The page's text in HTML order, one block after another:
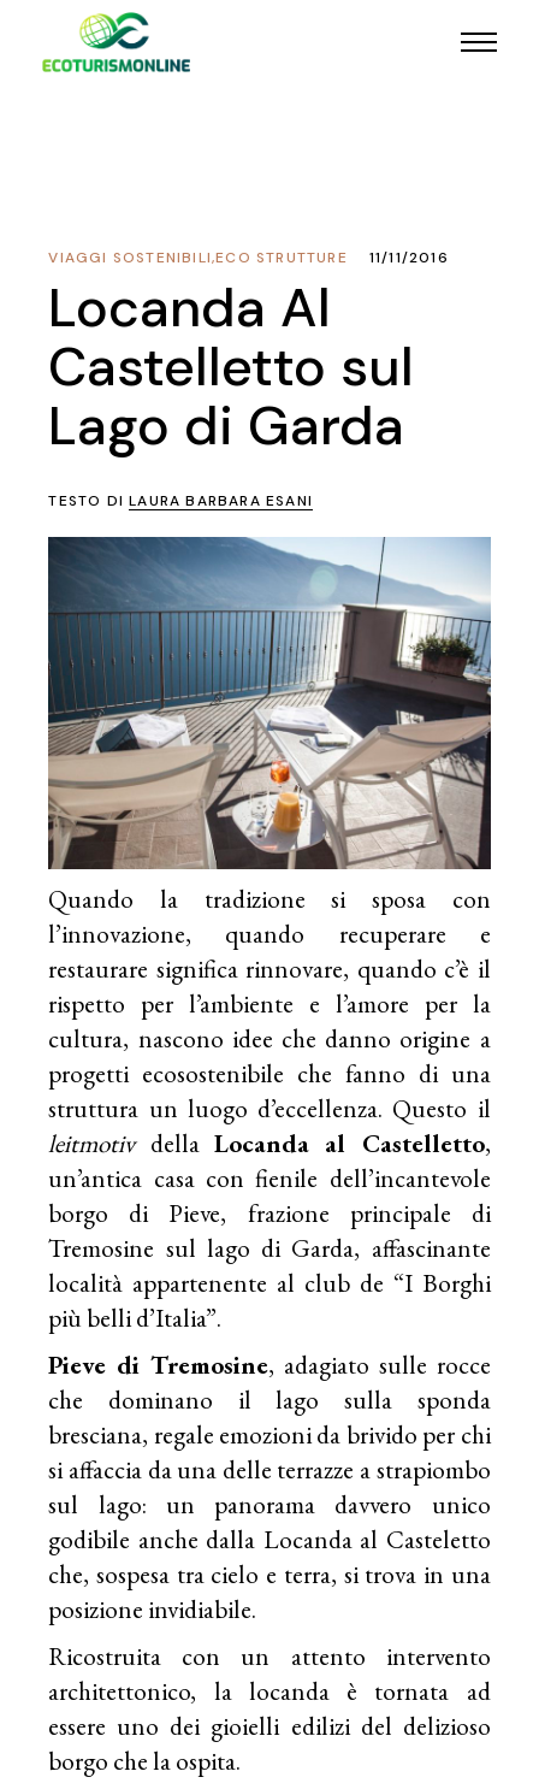
ECO STRUTTURE
,
VIAGGI SOSTENIBILI 11/11/2016
Locanda Al
Castelletto sul
Lago di Garda
TESTO DILAURA BARBARA ESANI
Quando la tradizione si sposa con
l’innovazione, quando recuperare e
restaurare significa rinnovare, quando c’è il
rispetto per l’ambiente e l’amore per la
cultura, nascono idee che danno origine a
progetti ecosostenibile che fanno di una
struttura un luogo d’eccellenza. Questo il
leitmotivdella Locanda al Castelletto,
un’antica casa con fienile dell’incantevole
borgo di Pieve, frazione principale di
Tremosine sul lago di Garda, affascinante
località appartenente al club de “I Borghi
più belli d’Italia”.
Pieve di Tremosine, adagiato sulle rocce
che dominano il lago sulla sponda
bresciana, regale emozioni da brivido per chi
si affaccia da una delle terrazze a strapiombo
sul lago: un panorama davvero unico
godibile anche dalla Locanda al Casteletto
che, sospesa tra cielo e terra, si trova in una
posizione invidiabile.
Ricostruita con un attento intervento
architettonico, la locanda è tornata ad
essere uno dei gioielli edilizi del delizioso
borgo che la ospita.